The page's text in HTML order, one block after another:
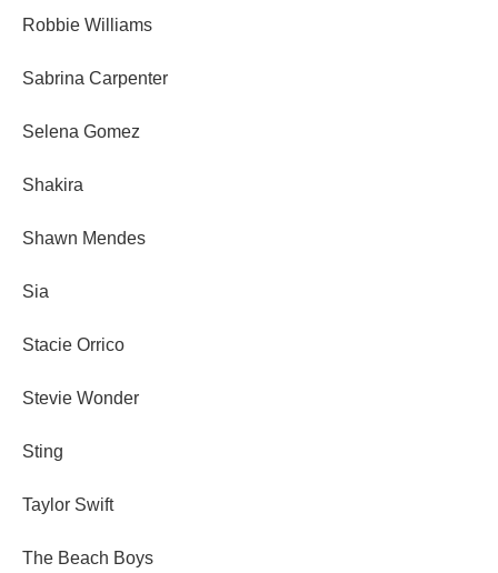
Robbie Williams
Sabrina Carpenter
Selena Gomez
Shakira
Shawn Mendes
Sia
Stacie Orrico
Stevie Wonder
Sting
Taylor Swift
The Beach Boys